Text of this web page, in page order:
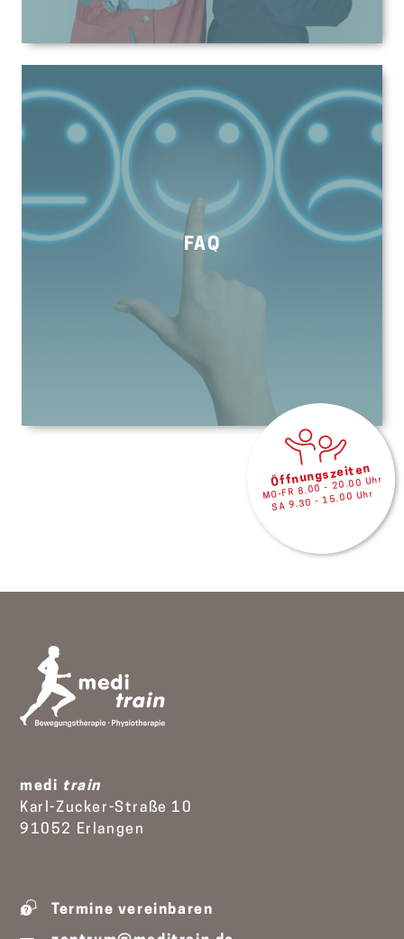
FAQ
medi train
Karl-Zucker-Straße 10
91052 Erlangen
Termine vereinbaren
Öffnungszeiten
MO-FR 8.00 - 20.00 Uhr
SA 9.30 - 15.00 Uhr